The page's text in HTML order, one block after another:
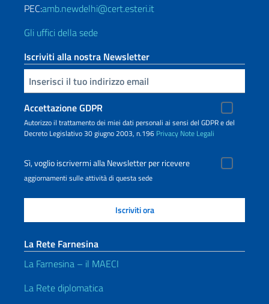
PEC:amb.newdelhi@cert.esteri.it
Gli uffici della sede
Iscriviti alla nostra Newsletter
Inserisci la tua email
Accettazione GDPR
Autorizzo il trattamento dei miei dati personali ai sensi del GDPR e del
Decreto Legislativo 30 giugno 2003, n.196 Privacy Note Legali
Sì, voglio iscrivermi alla Newsletter per ricevere
aggiornamenti sulle attività di questa sede
La Rete Farnesina
La Farnesina – il MAECI
La Rete diplomatica